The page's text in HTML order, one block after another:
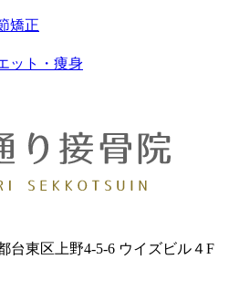
矯正
ット・痩身
台東区上野4-5-6 ウイズビル４F